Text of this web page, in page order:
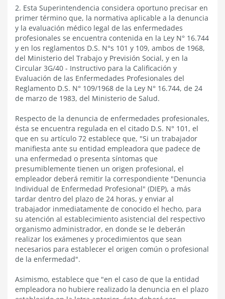
2. Esta Superintendencia considera oportuno precisar en
primer término que, la normativa aplicable a la denuncia
y la evaluación médico legal de las enfermedades
profesionales se encuentra contenida en la Ley N° 16.744
y en los reglamentos D.S. N°s 101 y 109, ambos de 1968,
del Ministerio del Trabajo y Previsión Social, y en la
Circular 3G/40 - Instructivo para la Calificación y
Evaluación de las Enfermedades Profesionales del
Reglamento D.S. N° 109/1968 de la Ley N° 16.744, de 24
de marzo de 1983, del Ministerio de Salud.
Respecto de la denuncia de enfermedades profesionales,
ésta se encuentra regulada en el citado D.S. N° 101, el
que en su artículo 72 establece que, "Si un trabajador
manifiesta ante su entidad empleadora que padece de
una enfermedad o presenta síntomas que
presumiblemente tienen un origen profesional, el
empleador deberá remitir la correspondiente "Denuncia
Individual de Enfermedad Profesional" (DIEP), a más
tardar dentro del plazo de 24 horas, y enviar al
trabajador inmediatamente de conocido el hecho, para
su atención al establecimiento asistencial del respectivo
organismo administrador, en donde se le deberán
realizar los exámenes y procedimientos que sean
necesarios para establecer el origen común o profesional
de la enfermedad".
Asimismo, establece que "en el caso de que la entidad
empleadora no hubiere realizado la denuncia en el plazo